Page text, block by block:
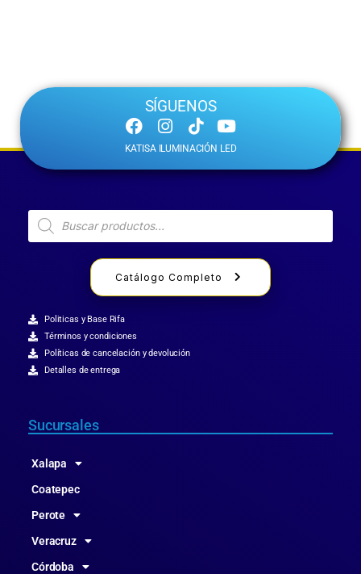
SÍGUENOS
KATISA ILUMINACIÓN LED
Catálogo Completo
Politicas y Base Rifa
Términos y condiciones
Políticas de cancelación y devolución
Detalles de entrega
Sucursales
Xalapa
Coatepec
Perote
Veracruz
Córdoba